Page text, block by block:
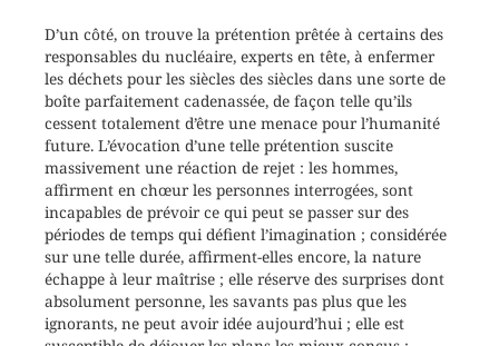
D’un côté, on trouve la prétention prêtée à certains des
responsables du nucléaire, experts en tête, à enfermer
les déchets pour les siècles des siècles dans une sorte de
boîte parfaitement cadenassée, de façon telle qu’ils
cessent totalement d’être une menace pour l’humanité
future. L’évocation d’une telle prétention suscite
massivement une réaction de rejet : les hommes,
affirment en chœur les personnes interrogées, sont
incapables de prévoir ce qui peut se passer sur des
périodes de temps qui défient l’imagination ; considérée
sur une telle durée, affirment-elles encore, la nature
échappe à leur maîtrise ; elle réserve des surprises dont
absolument personne, les savants pas plus que les
ignorants, ne peut avoir idée aujourd’hui ; elle est